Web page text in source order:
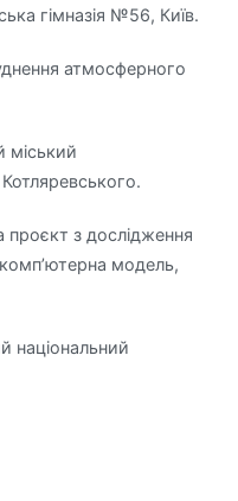
гімназія №56, Київ.
атмосферного
міський
з дослідження
модель,
національний